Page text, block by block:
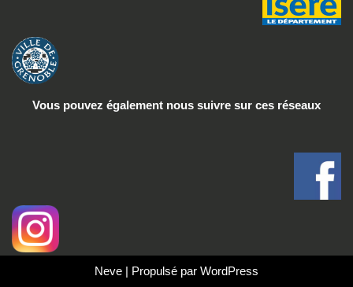
Vous pouvez également nous suivre sur ces réseaux
Neve | Propulsé par WordPress